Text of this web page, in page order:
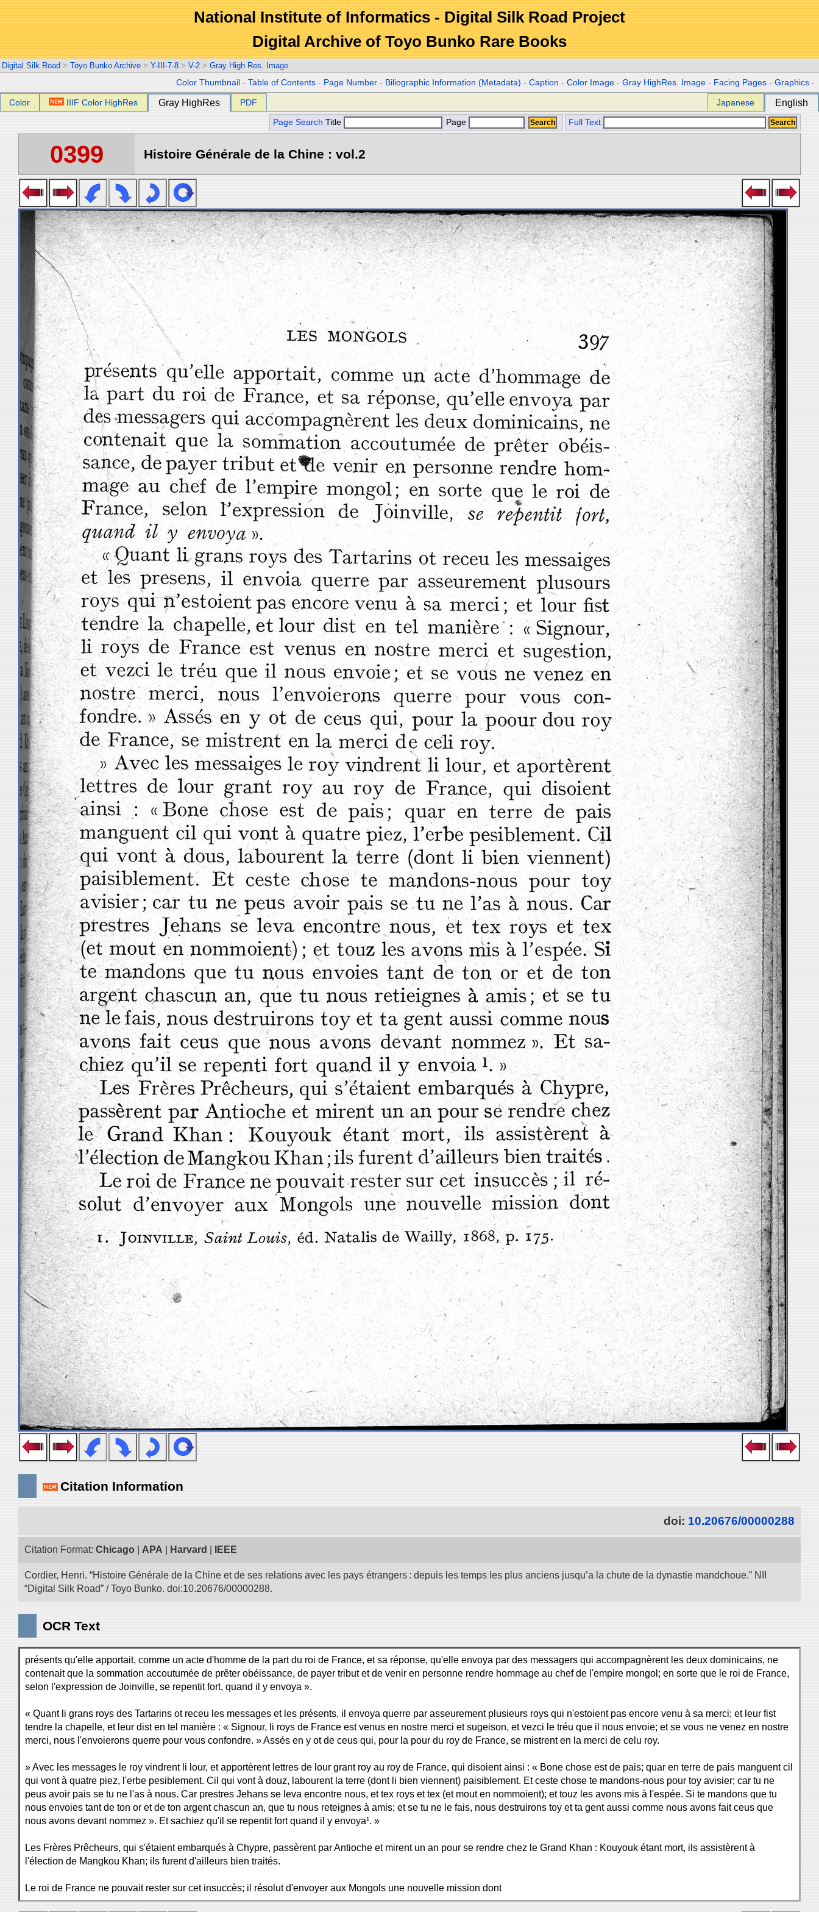
National Institute of Informatics - Digital Silk Road Project
Digital Archive of Toyo Bunko Rare Books
Digital Silk Road > Toyo Bunko Archive > Y-III-7-8 > V-2 > Gray High Res. Image
Color Thumbnail -Table of Contents - Page Number - Biliographic Information (Metadata) -Caption -Color Image -Gray HighRes. Image - Facing Pages -Graphics -
Color IIIF Color HighRes Gray HighRes PDF Japanese English
Page Search Title Page Full Text
0399 Histoire Générale de la Chine : vol.2
Citation Information
doi: 10.20676/00000288
Citation Format: Chicago APA Harvard IEEE
Cordier, Henri. “Histoire Générale de la Chine et de ses relations avec les pays étrangers : depuis les temps les plus anciens jusqu’a la chute de la dynastie mandchoue.” NII
“Digital Silk Road” / Toyo Bunko. doi:10.20676/00000288.
OCR Text
présents qu'elle apportait, comme un acte d'homme de la part du roi de France, et sa réponse, qu'elle envoya par des messagers qui accompagnèrent les deux dominicains, ne
contenait que la sommation accoutumée de prêter obéissance, de payer tribut et de venir en personne rendre hommage au chef de l'empire mongol; en sorte que le roi de France,
selon l'expression de Joinville, se repentit fort, quand il y envoya ».
« Quant li grans roys des Tartarins ot receu les messages et les présents, il envoya querre par asseurement plusieurs roys qui n'estoient pas encore venu à sa merci; et leur fist
tendre la chapelle, et leur dist en tel manière : « Signour, li roys de France est venus en nostre merci et sugeison, et vezci le tréu que il nous envoie; et se vous ne venez en nostre
merci, nous l'envoierons querre pour vous confondre. » Assés en y ot de ceus qui, pour la pour du roy de France, se mistrent en la merci de celu roy.
» Avec les messages le roy vindrent li lour, et apportèrent lettres de lour grant roy au roy de France, qui disoient ainsi : « Bone chose est de pais; quar en terre de pais manguent cil
qui vont à quatre piez, l'erbe pesiblement. Cil qui vont à douz, labourent la terre (dont li bien viennent) paisiblement. Et ceste chose te mandons-nous pour toy avisier; car tu ne
peus avoir pais se tu ne l'as à nous. Car prestres Jehans se leva encontre nous, et tex roys et tex (et mout en nommoient); et touz les avons mis à l'espée. Si te mandons que tu
nous envoies tant de ton or et de ton argent chascun an, que tu nous reteignes à amis; et se tu ne le fais, nous destruirons toy et ta gent aussi comme nous avons fait ceus que
nous avons devant nommez ». Et sachiez qu'il se repentit fort quand il y envoya¹. »
Les Frères Prêcheurs, qui s'étaient embarqués à Chypre, passèrent par Antioche et mirent un an pour se rendre chez le Grand Khan : Kouyouk étant mort, ils assistèrent à
l'élection de Mangkou Khan; ils furent d'ailleurs bien traités.
Le roi de France ne pouvait rester sur cet insuccès; il résolut d'envoyer aux Mongols une nouvelle mission dont